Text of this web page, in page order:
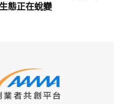
態正在蛻變